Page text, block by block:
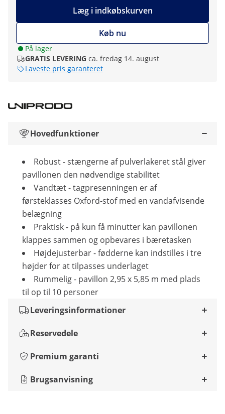
Læg i indkøbskurven
Køb nu
På lager
GRATIS LEVERING ca. fredag 14. august
Laveste pris garanteret
Hovedfunktioner
Robust - stængerne af pulverlakeret stål giver
pavillonen den nødvendige stabilitet
Vandtæt - tagpresenningen er af
førsteklasses Oxford-stof med en vandafvisende
belægning
Praktisk - på kun få minutter kan pavillonen
klappes sammen og opbevares i bæretasken
Højdejusterbar - fødderne kan indstilles i tre
højder for at tilpasses underlaget
Rummelig - pavillon 2,95 x 5,85 m med plads
til op til 10 personer
Leveringsinformationer
Reservedele
Premium garanti
Brugsanvisning